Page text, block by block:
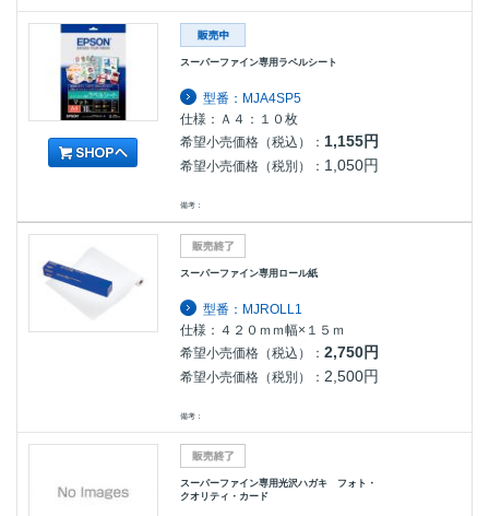
スーパーファイン専用ラベルシート
型番：MJA4SP5
仕様：Ａ４：１０枚
希望小売価格（税込）： 1,155円
希望小売価格（税別）： 1,050円
備考：
スーパーファイン専用ロール紙
型番：MJROLL1
仕様：４２０ｍｍ幅×１５ｍ
希望小売価格（税込）：2,750円
希望小売価格（税別）： 2,500円
備考：
スーパーファイン専用光沢ハガキ フォト・
クオリティ・カード